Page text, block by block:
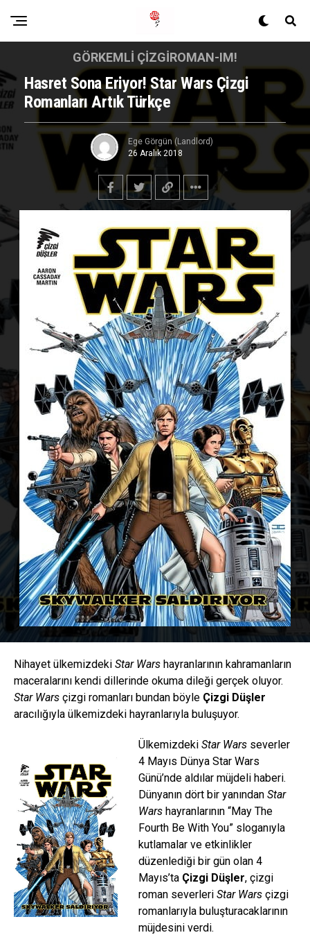
GÖRKEMLI ÇIZGIROMAN-IM!
Hasret Sona Eriyor! Star Wars Çizgi
Romanları Artık Türkçe
Ege Görgün (Landlord)
26 Aralık 2018
Nihayet ülkemizdeki Star Wars hayranlarının kahramanların
maceralarını kendi dillerinde okuma dileği gerçek oluyor.
Star Wars çizgi romanları bundan böyle Çizgi Düşler
aracılığıyla ülkemizdeki hayranlarıyla buluşuyor.
Ülkemizdeki Star Wars severler
4 Mayıs Dünya Star Wars
Günü’nde aldılar müjdeli haberi.
Dünyanın dört bir yanından Star
Wars hayranlarının “May The
Fourth Be With You” sloganıyla
kutlamalar ve etkinlikler
düzenlediği bir gün olan 4
Mayıs’ta Çizgi Düşler, çizgi
roman severleri Star Wars çizgi
romanlarıyla buluşturacaklarının
müjdesini verdi.